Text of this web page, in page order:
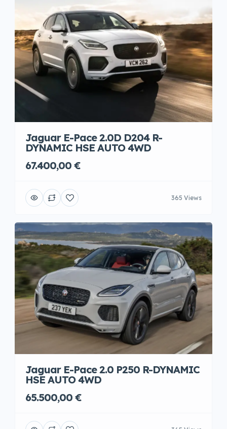
Jaguar E-Pace 2.0D D204 R-
DYNAMIC HSE AUTO 4WD
67.400,00 €
365 Views
Jaguar E-Pace 2.0 P250 R-DYNAMIC
HSE AUTO 4WD
65.500,00 €